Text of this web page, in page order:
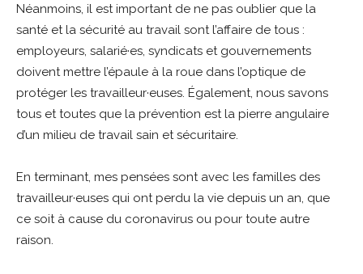
Néanmoins, il est important de ne pas oublier que la
santé et la sécurité au travail sont l’affaire de tous :
employeurs, salarié·es, syndicats et gouvernements
doivent mettre l’épaule à la roue dans l’optique de
protéger les travailleur·euses. Également, nous savons
tous et toutes que la prévention est la pierre angulaire
d’un milieu de travail sain et sécuritaire.
En terminant, mes pensées sont avec les familles des
travailleur·euses qui ont perdu la vie depuis un an, que
ce soit à cause du coronavirus ou pour toute autre
raison.